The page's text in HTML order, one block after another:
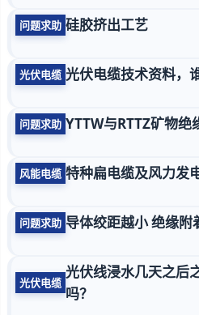
问题求助 硅胶挤出工艺
光伏电缆 光伏电缆技术资料，
问题求助 YTTW与RTTZ矿物绝
风能电缆 特种扁电缆及风力发
问题求助 导体绞距越小 绝缘附
光伏电缆
光伏线浸水几天之后
吗？